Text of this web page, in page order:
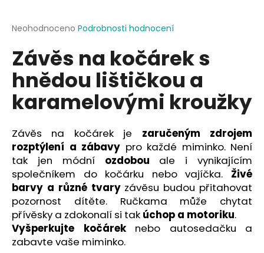
Průměrné
produktu
je
0,0
5
hvězdiček.
Neohodnoceno Podrobnosti hodnocení
Závěs na kočárek s
hnědou lištičkou a
karamelovými kroužky
Závěs na kočárek je zaručeným zdrojem
rozptýlení a zábavy pro každé miminko. Není
tak jen módní ozdobou ale i vynikajícím
společníkem do kočárku nebo vajíčka. Živé
barvy a různé tvaryzávěsu budou přitahovat
pozornost dítěte. Ručkama může chytat
přívěsky a zdokonalí si tak úchop a motoriku.
Vyšperkujte kočáreknebo autosedačku a
zabavte vaše miminko.
j
t
?
HLEDAT
D
o
p
o
r